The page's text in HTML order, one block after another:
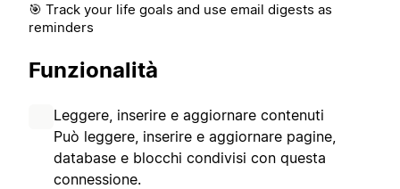
🎯 Track your life goals and use email digests as
reminders
Funzionalità
Leggere, inserire e aggiornare contenuti
Può leggere, inserire e aggiornare pagine,
database e blocchi condivisi con questa
connessione.